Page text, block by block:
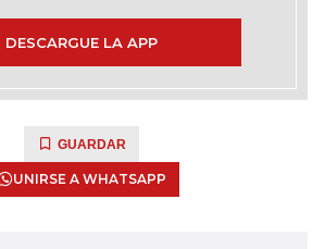
DESCARGUE LA APP
GUARDAR
UNIRSE A WHATSAPP